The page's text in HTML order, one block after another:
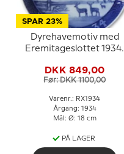
SPAR 23%
Dyrehavemotiv med
Eremitageslottet 1934,
Juleplatte
DKK 849,00
Før: DKK 1100,00
Varenr.: RX1934
Årgang: 1934
Mål: Ø: 18 cm
PÅ LAGER